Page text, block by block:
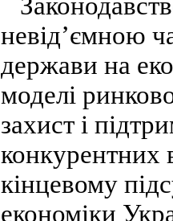
невід’ємною
держави на
моделі
захист і
конкурентних
кінцевому
економіки